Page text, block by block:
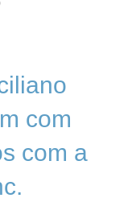
com
com a